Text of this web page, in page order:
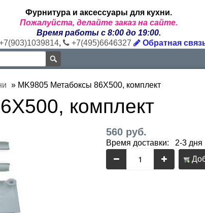
Фурнитура и аксессуары для кухни.
Пожалуйста, делайте заказ на сайте.
Время работы с 8:00 до 19:00.
, +7(495)6646327
Обратная
» MK9805 Метабоксы 86Х500, комплект
комплект
560 руб.
Время доставки: 2-3 дня